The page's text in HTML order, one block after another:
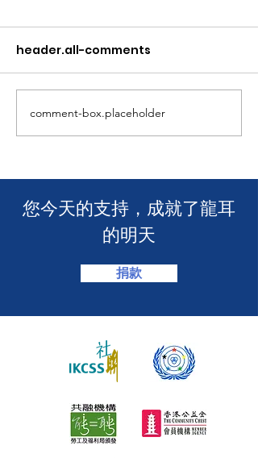
年度慈善自助午餐&晚餐
2025 - 一起創造改變！🎉
header.all-comments
comment-box.placeholder
​您今天的支持，成就了龍耳
的明天
捐款